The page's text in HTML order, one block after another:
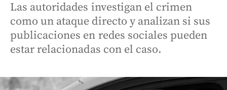
Las autoridades investigan el crimen
como un ataque directo y analizan si sus
publicaciones en redes sociales pueden
estar relacionadas con el caso.